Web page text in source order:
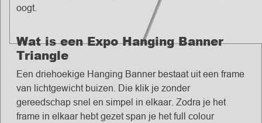
oogt.
Wat is een Expo Hanging Banner
Triangle
Een driehoekige Hanging Banner bestaat uit een frame
van lichtgewicht buizen. Die klik je zonder
gereedschap snel en simpel in elkaar. Zodra je het
frame in elkaar hebt gezet span je het full colour